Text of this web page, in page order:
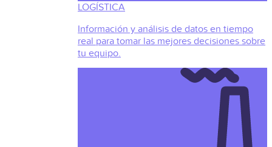
LOGÍSTICA
Información y análisis de datos en tiempo
real para tomar las mejores decisiones sobre
tu equipo.